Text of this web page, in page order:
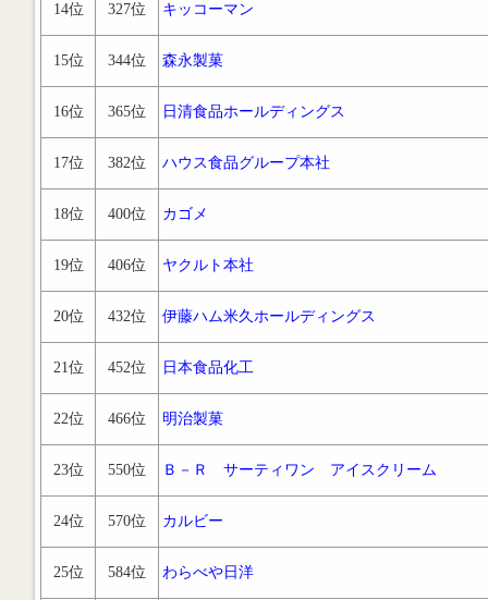
14位 327位 キッコーマン
15位 344位 森永製菓
16位 365位 日清食品ホールディングス
17位 382位 ハウス食品グループ本社
18位 400位 カゴメ
19位 406位 ヤクルト本社
20位 432位 伊藤ハム米久ホールディングス
21位 452位 日本食品化工
22位 466位 明治製菓
23位 550位 Ｂ－Ｒ サーティワン アイスクリーム
24位 570位 カルビー
25位 584位 わらべや日洋